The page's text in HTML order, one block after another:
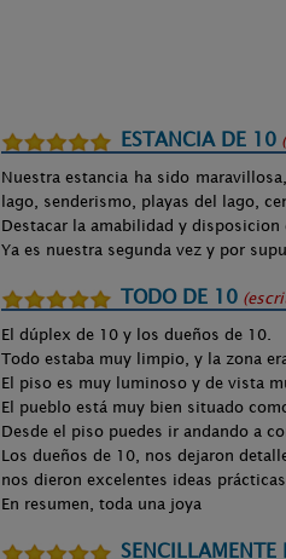
ESTANCIA DE 10
Nuestra estancia ha sido
lago, senderismo, playas del lago,
Destacar la amabilidad y
Ya es nuestra segunda vez y por
TODO DE 10
El dúplex de 10 y los dueños de 10.
Todo estaba muy limpio, y la zona
El piso es muy luminoso y de vista
El pueblo está muy bien situado
Desde el piso puedes ir andando a
Los dueños de 10, nos dejaron
nos dieron excelentes ideas
En resumen, toda una joya
SENCILLAMENTE